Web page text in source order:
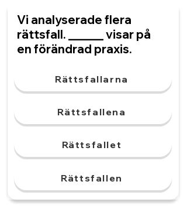
Vi analyserade flera
rättsfall. ______ visar på
en förändrad praxis.
Rättsfallarna
Rättsfallena
Rättsfallet
Rättsfallen